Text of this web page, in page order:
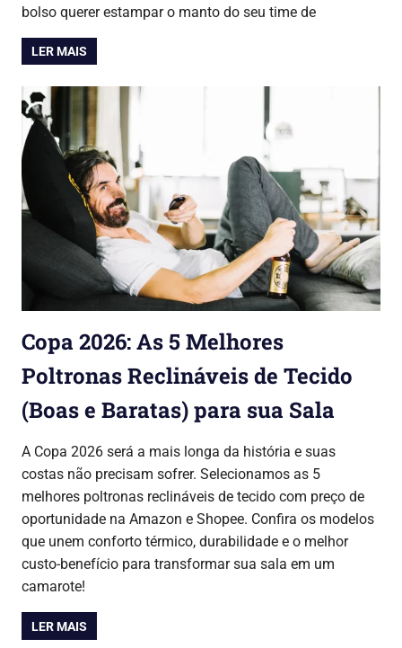
bolso querer estampar o manto do seu time de
LER MAIS
Copa 2026: As 5 Melhores
Poltronas Reclináveis de Tecido
(Boas e Baratas) para sua Sala
A Copa 2026 será a mais longa da história e suas
costas não precisam sofrer. Selecionamos as 5
melhores poltronas reclináveis de tecido com preço de
oportunidade na Amazon e Shopee. Confira os modelos
que unem conforto térmico, durabilidade e o melhor
custo-benefício para transformar sua sala em um
camarote!
LER MAIS